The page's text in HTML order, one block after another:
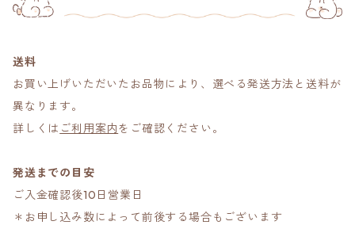
送料
お買い上げいただいたお品物により、選べる発送方法と送料が
異なります。
詳しくは ご利用案内をご確認ください。
発送までの目安
ご入金確認後10日営業日
＊お申し込み数によって前後する場合もございます